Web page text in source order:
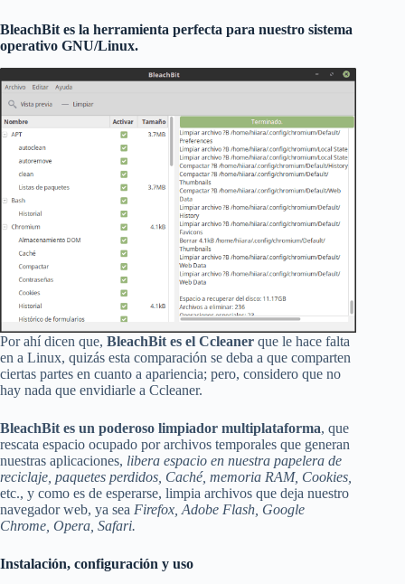
BleachBit es la herramienta perfecta para nuestro sistema
operativo GNU/Linux.
Por ahí dicen que, BleachBit es el Ccleaner que le hace falta
en a Linux, quizás esta comparación se deba a que comparten
ciertas partes en cuanto a apariencia; pero, considero que no
hay nada que envidiarle a Ccleaner.
BleachBit es un poderoso limpiador multiplataforma, que
rescata espacio ocupado por archivos temporales que generan
nuestras aplicaciones, libera espacio en nuestra papelera de
reciclaje, paquetes perdidos, Caché, memoria RAM, Cookies,
etc., y como es de esperarse, limpia archivos que deja nuestro
navegador web, ya sea Firefox, Adobe Flash, Google
Chrome, Opera, Safari.
Instalación, configuración y uso